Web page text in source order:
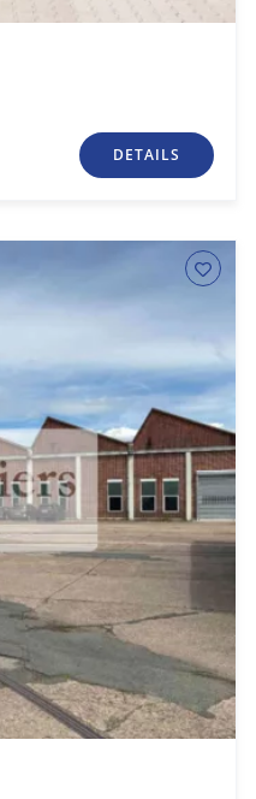
DETAILS